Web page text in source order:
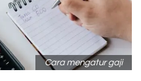
Cara mengatur gaji